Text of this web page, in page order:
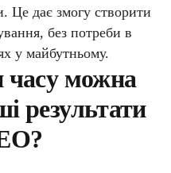
Це дає змогу створити
без потреби в
у майбутньому.
часу можна
результати